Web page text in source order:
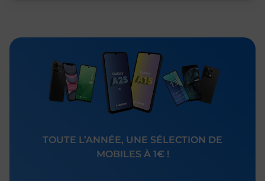
TOUTE L’ANNÉE, UNE SÉLECTION DE
MOBILES À 1€ !